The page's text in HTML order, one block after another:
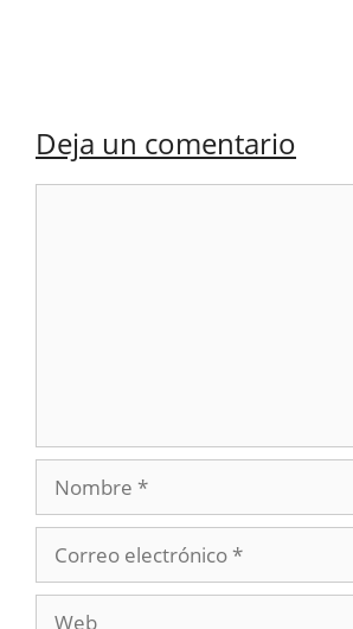
Deja un comentario
Nombre
electrónico